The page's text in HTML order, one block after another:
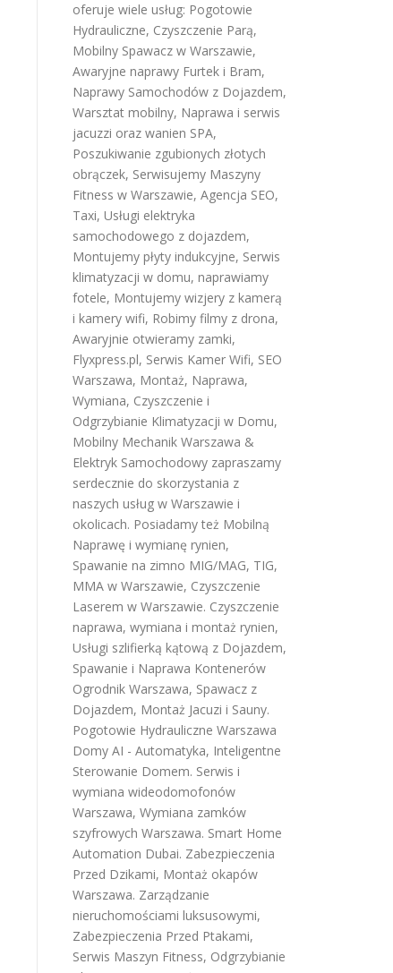
oferuje wiele usług: Pogotowie
Hydrauliczne, Czyszczenie Parą,
Mobilny Spawacz w Warszawie,
Awaryjne naprawy Furtek i Bram,
Naprawy Samochodów z Dojazdem,
Warsztat mobilny, Naprawa i serwis
jacuzzi oraz wanien SPA,
Poszukiwanie zgubionych złotych
obrączek, Serwisujemy Maszyny
Fitness w Warszawie, Agencja SEO,
Taxi, Usługi elektryka
samochodowego z dojazdem,
Montujemy płyty indukcyjne, Serwis
klimatyzacji w domu, naprawiamy
fotele, Montujemy wizjery z kamerą
i kamery wifi, Robimy filmy z drona,
Awaryjnie otwieramy zamki,
Flyxpress.pl, Serwis Kamer Wifi, SEO
Warszawa, Montaż, Naprawa,
Wymiana, Czyszczenie i
Odgrzybianie Klimatyzacji w Domu,
Mobilny Mechanik Warszawa &
Elektryk Samochodowy zapraszamy
serdecznie do skorzystania z
naszych usług w Warszawie i
okolicach. Posiadamy też Mobilną
Naprawę i wymianę rynien,
Spawanie na zimno MIG/MAG, TIG,
MMA w Warszawie, Czyszczenie
Laserem w Warszawie. Czyszczenie
naprawa, wymiana i montaż rynien,
Usługi szlifierką kątową z Dojazdem,
Spawanie i Naprawa Kontenerów
Ogrodnik Warszawa, Spawacz z
Dojazdem, Montaż Jacuzi i Sauny.
Pogotowie Hydrauliczne Warszawa
Domy AI - Automatyka, Inteligentne
Sterowanie Domem. Serwis i
wymiana wideodomofonów
Warszawa, Wymiana zamków
szyfrowych Warszawa. Smart Home
Automation Dubai. Zabezpieczenia
Przed Dzikami, Montaż okapów
Warszawa. Zarządzanie
nieruchomościami luksusowymi,
Zabezpieczenia Przed Ptakami,
Serwis Maszyn Fitness, Odgrzybianie